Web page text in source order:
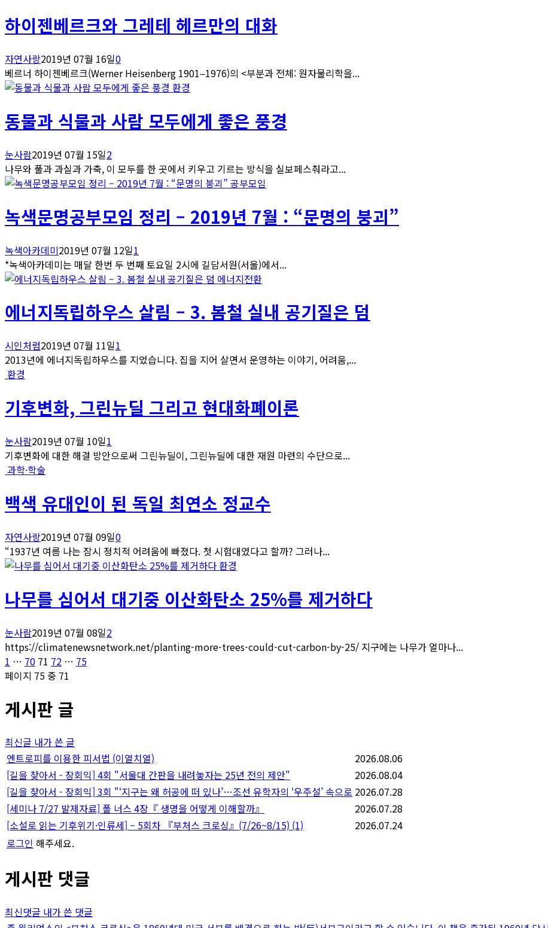
하이젠베르크와 그레테 헤르만의 대화
자연사랑2019년 07월 16일0
베르너 하이젠베르크(Werner Heisenberg 1901‒1976)의 <부분과 전체: 원자물리학을...
환경
동물과 식물과 사람 모두에게 좋은 풍경
눈사람2019년 07월 15일2
나무와 풀과 과실과 가축, 이 모두를 한 곳에서 키우고 기르는 방식을 실보페스춰라고...
공부모임
녹색문명공부모임 정리 – 2019년 7월 : “문명의 붕괴”
녹색아카데미2019년 07월 12일1
*녹색아카데미는 매달 한번 두 번째 토요일 2시에 길담서원(서울)에서...
에너지전환
에너지독립하우스 살림 – 3. 봄철 실내 공기질은 덤
시인처럼2019년 07월 11일1
2013년에 에너지독립하우스를 지었습니다. 집을 지어 살면서 운영하는 이야기, 어려움,...
환경
기후변화, 그린뉴딜 그리고 현대화폐이론
눈사람2019년 07월 10일1
기후변화에 대한 해결 방안으로써 그린뉴딜이, 그린뉴딜에 대한 재원 마련의 수단으로...
과학·학술
백색 유대인이 된 독일 최연소 정교수
자연사랑2019년 07월 09일0
“1937년 여름 나는 잠시 정치적 어려움에 빠졌다. 첫 시험대였다고 할까? 그러나...
환경
나무를 심어서 대기중 이산화탄소 25%를 제거하다
눈사람2019년 07월 08일2
https://climatenewsnetwork.net/planting-more-trees-could-cut-carbon-by-25/ 지구에는 나무가 얼마나...
글
페
이
지
매
김
페
이
1 … 페
이
70 페
이
71 페
이
72 … 페
75
페이지 75 중 71
게시판 글
최신글 내가 쓴 글
엔트로피를 이용한 피서법 (이열치열)
2026.08.06
[길을 찾아서 - 장회익] 4회 "서울대 간판을 내려놓자는 25년 전의 제안"
2026.08.04
[길을 찾아서 - 장회익] 3회 "‘지구는 왜 허공에 떠 있나’…조선 유학자의 ‘우주설’ 속으로 2026.07.28
[세미나 7/27 발제자료] 폴 너스 4장『 생명을 어떻게 이해할까』
2026.07.28
[소설로 읽는 기후위기·인류세] – 5회차 『부처스 크로싱』(7/26~8/15) (1)
2026.07.24
로그인 해주세요.
게시판 댓글
최신댓글 내가 쓴 댓글